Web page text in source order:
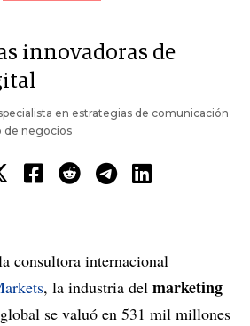
innovadoras de
en estrategias de comunicación
de negocios
consultora internacional
, la industria del marketing
se valuó en 531 mil millones